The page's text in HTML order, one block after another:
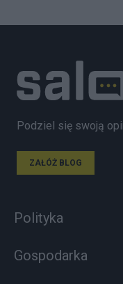
Podziel się swoją
ZAŁÓŻ BLOG
Polityka
Gospodarka